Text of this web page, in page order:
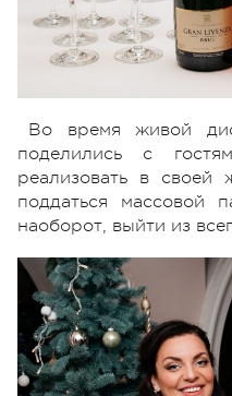
Во время живой
поделились с
реализовать в
поддаться массовой
наоборот, выйти из